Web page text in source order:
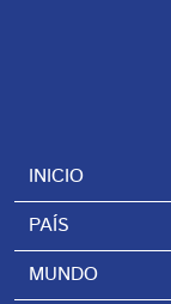
INICIO
PAÍS
MUNDO